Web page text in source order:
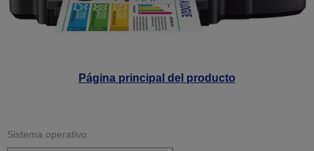
Página principal del producto
Sistema operativo: